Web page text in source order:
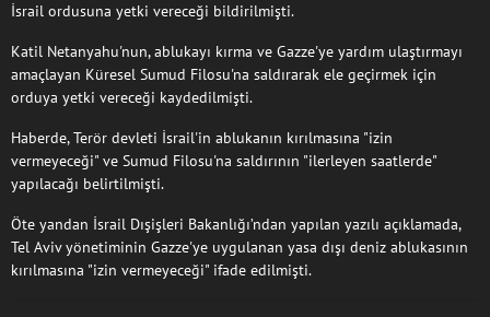
İsrail ordusuna yetki vereceği bildirilmişti.
Katil Netanyahu'nun, ablukayı kırma ve Gazze'ye yardım ulaştırmayı
amaçlayan Küresel Sumud Filosu'na saldırarak ele geçirmek için
orduya yetki vereceği kaydedilmişti.
Haberde, Terör devleti İsrail'in ablukanın kırılmasına "izin
vermeyeceği" ve Sumud Filosu'na saldırının "ilerleyen saatlerde"
yapılacağı belirtilmişti.
Öte yandan İsrail Dışişleri Bakanlığı’ndan yapılan yazılı açıklamada,
Tel Aviv yönetiminin Gazze'ye uygulanan yasa dışı deniz ablukasının
kırılmasına "izin vermeyeceği" ifade edilmişti.